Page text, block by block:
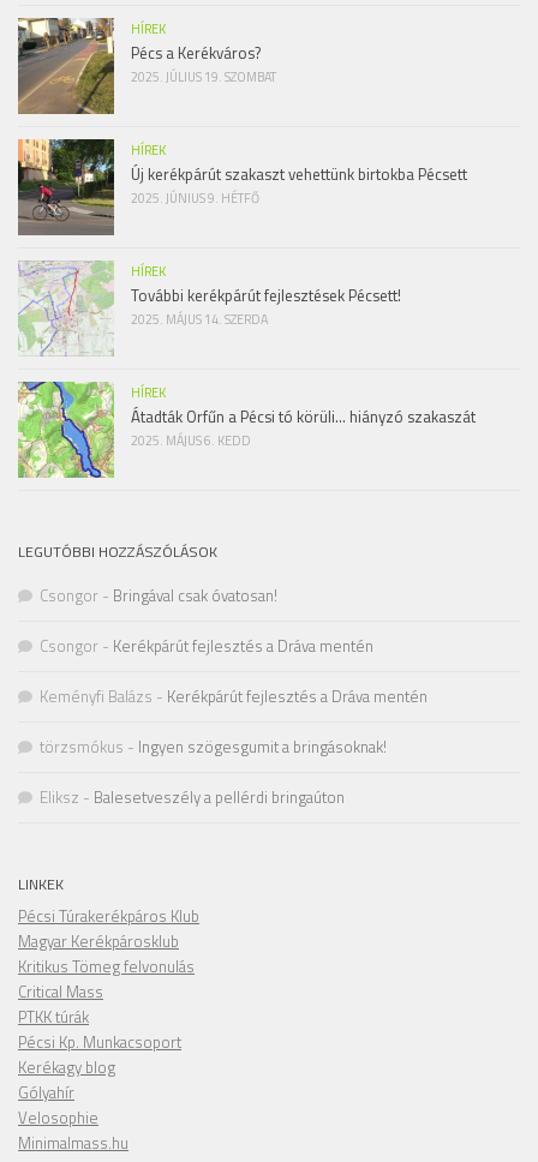
HÍREK
Pécs a Kerékváros?
2025. JÚLIUS 19. SZOMBAT
HÍREK
Új kerékpárút szakaszt vehettünk birtokba Pécsett
2025. JÚNIUS 9. HÉTFŐ
HÍREK
További kerékpárút fejlesztések Pécsett!
2025. MÁJUS 14. SZERDA
HÍREK
Átadták Orfűn a Pécsi tó körüli… hiányzó szakaszát
2025. MÁJUS 6. KEDD
LEGUTÓBBI HOZZÁSZÓLÁSOK
Csongor - Bringával csak óvatosan!
Csongor - Kerékpárút fejlesztés a Dráva mentén
Keményfi Balázs - Kerékpárút fejlesztés a Dráva mentén
törzsmókus - Ingyen szögesgumit a bringásoknak!
Eliksz - Balesetveszély a pellérdi bringaúton
LINKEK
Pécsi Túrakerékpáros Klub
Magyar Kerékpárosklub
Kritikus Tömeg felvonulás
Critical Mass
PTKK túrák
Pécsi Kp. Munkacsoport
Kerékagy blog
Gólyahír
Velosophie
Minimalmass.hu